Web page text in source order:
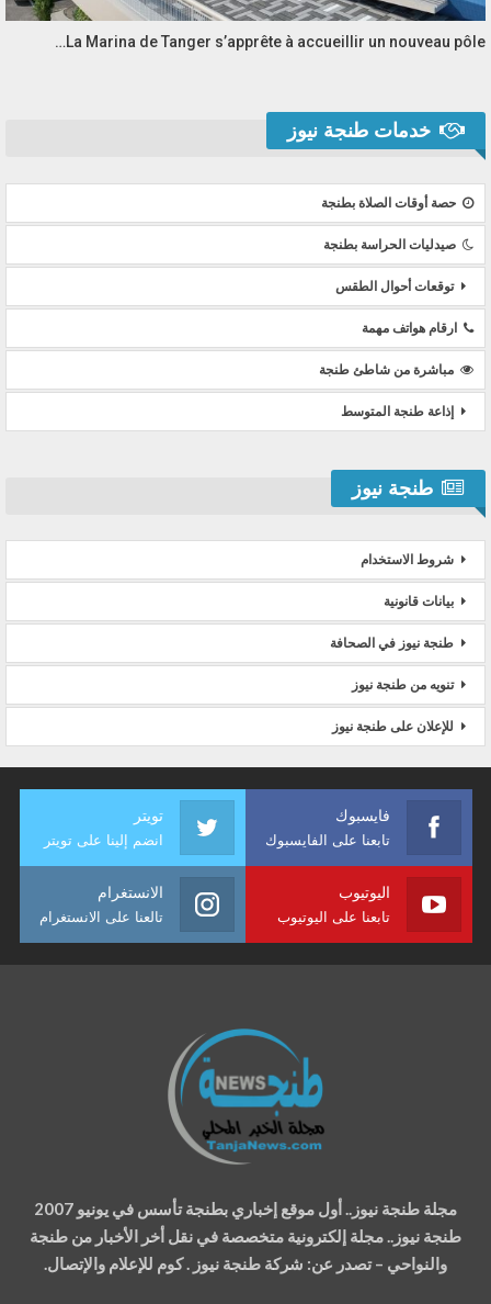
La Marina de Tanger s’apprête à accueillir un nouveau pôle…
خدمات طنجة نيوز
حصة أوقات الصلاة بطنجة
صيدليات الحراسة بطنجة
توقعات أحوال الطقس
ارقام هواتف مهمة
مباشرة من شاطئ طنجة
إذاعة طنجة المتوسط
طنجة نيوز
شروط الاستخدام
بيانات قانونية
طنجة نيوز في الصحافة
تنويه من طنجة نيوز
للإعلان على طنجة نيوز
فايسبوك
تابعنا على الفايسبوك
تويتر
انضم إلينا على تويتر
اليوتيوب
تابعنا على اليوتيوب
الانستغرام
تالعنا على الانستغرام
مجلة طنجة نيوز.. أول موقع إخباري بطنجة تأسس في يونيو 2007
طنجة نيوز.. مجلة إلكترونية متخصصة في نقل أخر الأخبار من طنجة
والنواحي – تصدر عن: شركة طنجة نيوز . كوم للإعلام والإتصال.